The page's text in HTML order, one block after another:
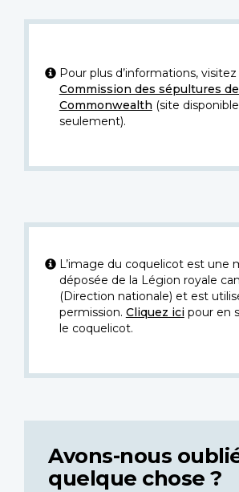
Pour plus d’informations, visitez
Commission des sépultures
Commonwealth (site
seulement).
L’image du coquelicot est une
déposée de la Légion royale
(Direction nationale) et est
permission. Cliquez icipour en
le coquelicot.
Avons-nous
quelque chose ?